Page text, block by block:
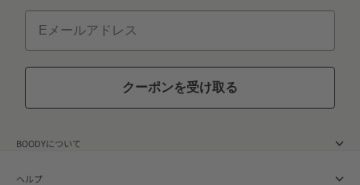
クーポンを受け取る
BOODYについて
ヘルプ